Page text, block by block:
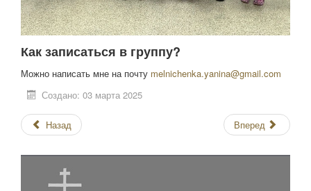
Как записаться в группу?
Можно написать мне на почту melnichenka.yanina@gmail.com
Создано: 03 марта 2025
Назад Вперед